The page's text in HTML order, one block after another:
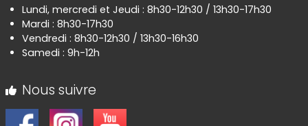
Lundi, mercredi et Jeudi : 8h30-12h30 / 13h30-17h30
Mardi : 8h30-17h30
Vendredi : 8h30-12h30 / 13h30-16h30
Samedi : 9h-12h
Nous suivre